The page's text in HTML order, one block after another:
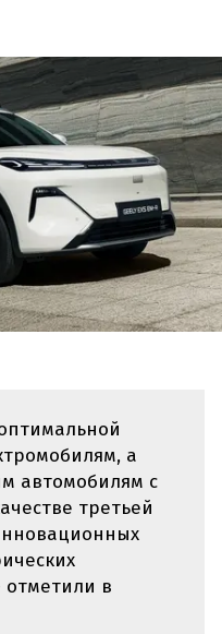
а
автомобилям с
третьей
отметили в